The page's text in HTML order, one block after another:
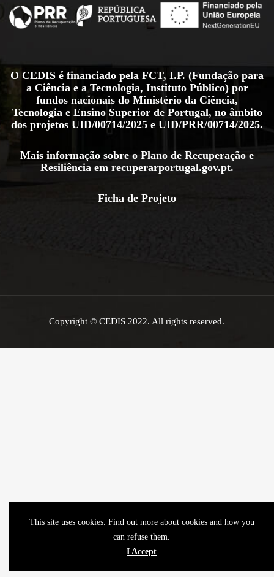
O CEDIS é financiado pela FCT, I.P. (Fundação para
a Ciência e a Tecnologia, Instituto Público) por
fundos nacionais do Ministério da Ciência,
Tecnologia e Ensino Superior de Portugal, no âmbito
dos projetos UID/00714/2025 e UID/PRR/00714/2025.
Mais informação sobre o Plano de Recuperação e
Resiliência em recuperarportugal.gov.pt.
Ficha de Projeto
Copyright © CEDIS 2022. All rights reserved.
This site uses cookies. Find out more about cookies and how you
can refuse them.
I Accept